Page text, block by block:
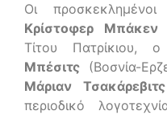
Οι
Κρίστοφερ Μπάκεν
Τίτου Πατρίκιου,
Μπέσιτς (Βοσνία-
Μάριαν Τσακάρεβιτς
περιοδικό